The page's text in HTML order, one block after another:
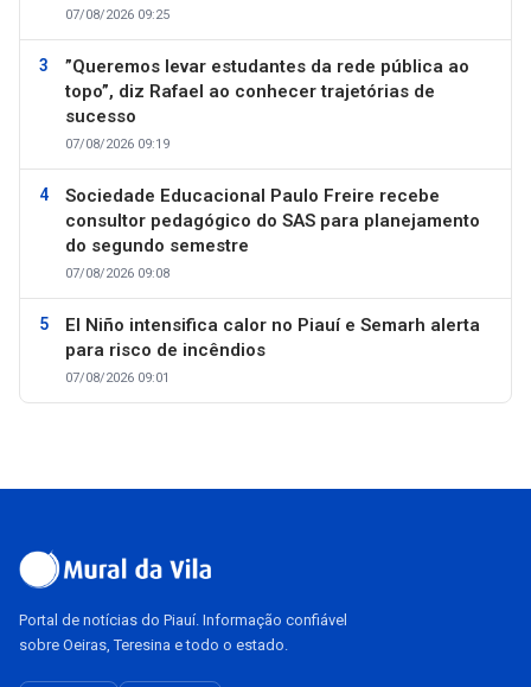
07/08/2026 09:25
”Queremos levar estudantes da rede pública ao
topo”, diz Rafael ao conhecer trajetórias de
sucesso
07/08/2026 09:19
Sociedade Educacional Paulo Freire recebe
consultor pedagógico do SAS para planejamento
do segundo semestre
07/08/2026 09:08
El Niño intensifica calor no Piauí e Semarh alerta
para risco de incêndios
07/08/2026 09:01
Portal de notícias do Piauí. Informação confiável
sobre Oeiras, Teresina e todo o estado.